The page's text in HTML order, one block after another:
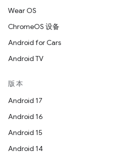
Wear OS
ChromeOS 设备
Android for Cars
Android TV
版本
Android 17
Android 16
Android 15
Android 14